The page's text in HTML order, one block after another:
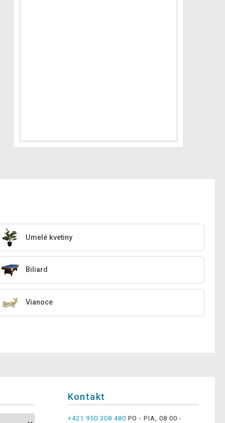
Umelé kvetiny
Biliard
Vianoce
Kontakt
+421 950 308 480 PO - PIA, 08:00 -